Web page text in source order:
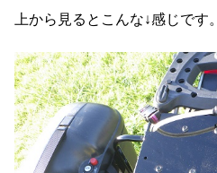
上から見るとこんな↓感じです。